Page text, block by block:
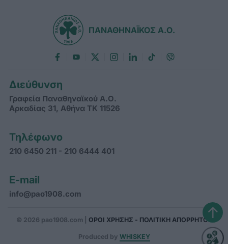
ΠΑΝΑΘΗΝΑΪΚΟΣ Α.Ο.
Διεύθυνση
Γραφεία Παναθηναϊκού Α.Ο.
Αρκαδίας 31, Αθήνα ΤΚ 11526
Τηλέφωνο
210 6450 211 - 210 6444 401
E-mail
info@pao1908.com
© 2026 pao1908.com | ΟΡΟΙ ΧΡΗΣΗΣ - ΠΟΛΙΤΙΚΗ ΑΠΟΡΡΗΤΟΥ
Produced by WHISKEY
↑